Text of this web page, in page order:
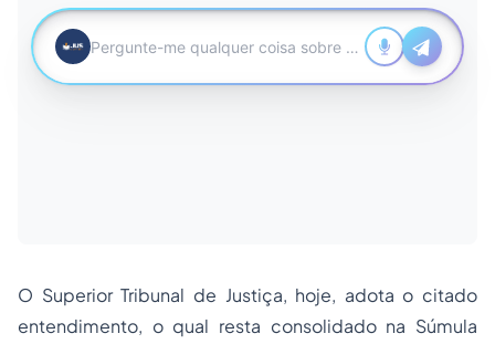
O Superior Tribunal de Justiça, hoje, adota o citado
entendimento, o qual resta consolidado na Súmula